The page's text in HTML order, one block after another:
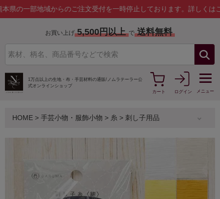
地域からのご注文受付を一時停止しております。詳しくはこちら
お買い上げ 5,500円以上 で 送料無料
1万点以上の生地・布・手芸材料の通販/ ノムラテーラー公
式オンラインショップ
カート
ログイン メニュー
HOME > 手芸小物・服飾小物 > 糸 > 刺し子用品